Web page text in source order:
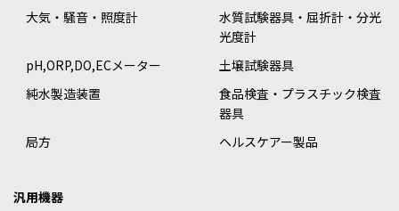
大気・騒音・照度計
水質試験器具・屈折計・分光
光度計
pH,ORP,DO,ECメーター
土壌試験器具
純水製造装置
食品検査・プラスチック検査
器具
局方
ヘルスケアー製品
汎用機器